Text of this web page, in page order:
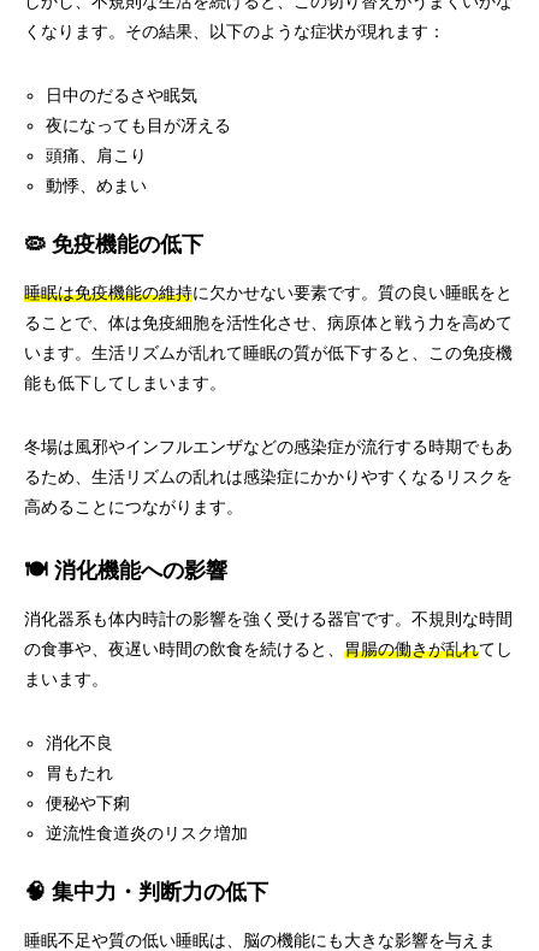
くなります。その結果、以下のような症状が現れます：
日中のだるさや眠気
夜になっても目が冴える
頭痛、肩こり
動悸、めまい
🦠 免疫機能の低下
睡眠は免疫機能の維持に欠かせない要素です。質の良い睡眠をと
ることで、体は免疫細胞を活性化させ、病原体と戦う力を高めて
います。生活リズムが乱れて睡眠の質が低下すると、この免疫機
能も低下してしまいます。
冬場は風邪やインフルエンザなどの感染症が流行する時期でもあ
るため、生活リズムの乱れは感染症にかかりやすくなるリスクを
高めることにつながります。
🍽️ 消化機能への影響
消化器系も体内時計の影響を強く受ける器官です。不規則な時間
の食事や、夜遅い時間の飲食を続けると、 胃腸の働きが乱れてし
まいます。
消化不良
胃もたれ
便秘や下痢
逆流性食道炎のリスク増加
🧠 集中力・判断力の低下
睡眠不足や質の低い睡眠は、脳の機能にも大きな影響を与えま